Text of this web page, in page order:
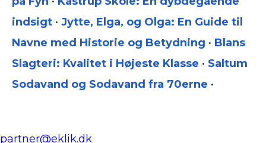
indsigt • Jytte, Elga, og Olga: En Guide til
Navne med Historie og Betydning • Blans
Slagteri: Kvalitet i Højeste Klasse • Saltum
Sodavand og Sodavand fra 70erne •
partner@eklik.dk